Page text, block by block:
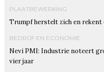
PLAATBEWERKING
Trumpf herstelt zich en rekent
BEDRIJF EN ECONOMIE
Nevi PMI: Industrie noteert
vier jaar